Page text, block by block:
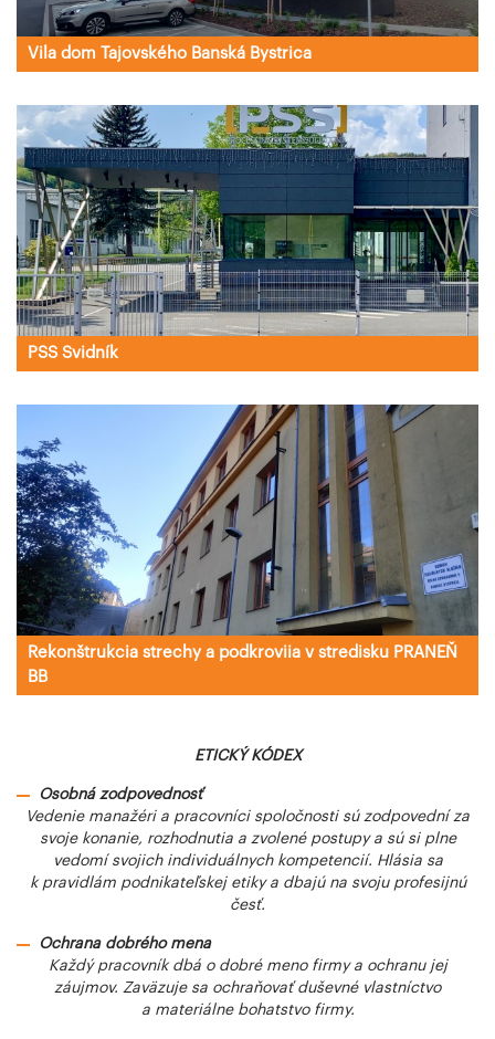
Vila dom Tajovského Banská Bystrica
PSS Svidník
Rekonštrukcia strechy a podkroviia v stredisku PRANEŇ
BB
ETICKÝ KÓDEX
Osobná zodpovednosť
Vedenie manažéri a pracovníci spoločnosti sú zodpovední za
svoje konanie, rozhodnutia a zvolené postupy a sú si plne
vedomí svojich individuálnych kompetencií. Hlásia sa
k pravidlám podnikateľskej etiky a dbajú na svoju profesijnú
česť.
Ochrana dobrého mena
Každý pracovník dbá o dobré meno firmy a ochranu jej
záujmov. Zaväzuje sa ochraňovať duševné vlastníctvo
a materiálne bohatstvo firmy.